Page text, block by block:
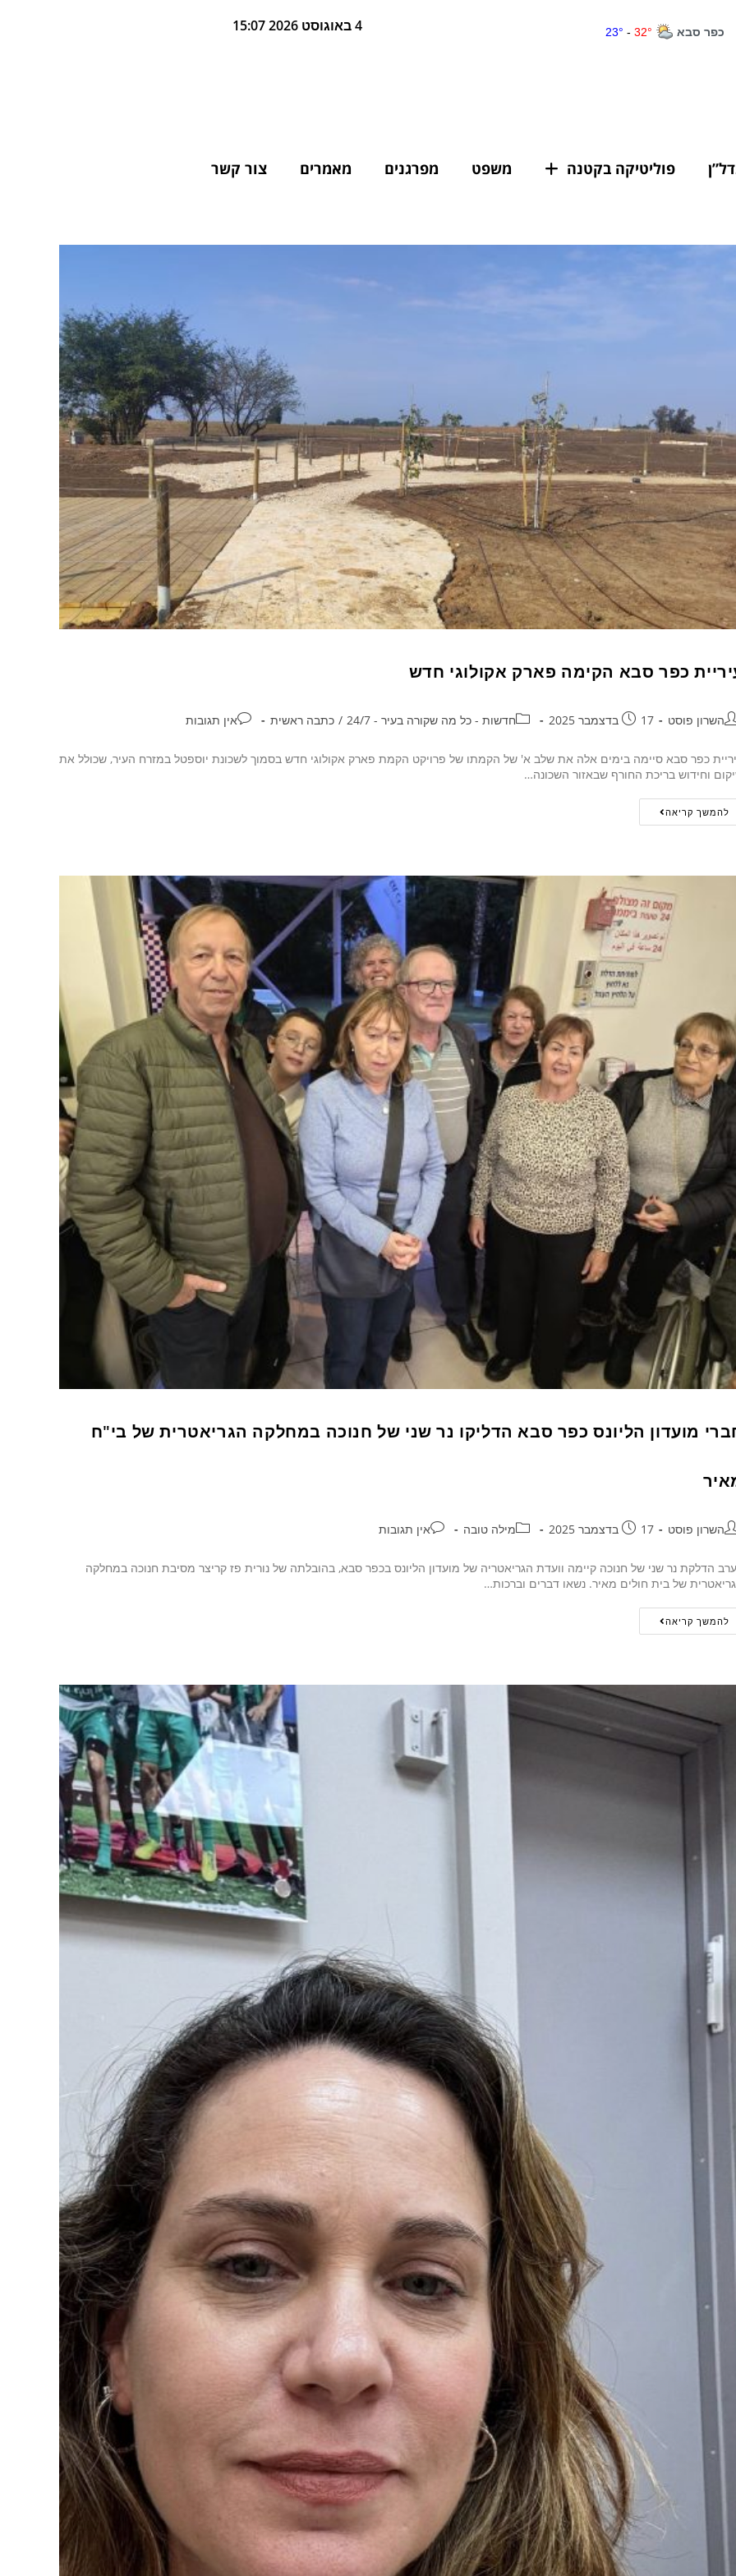
4 באוגוסט 2026 15:07
פוליטיקה בקטנה משפט מפרגנים מאמרים צור קשר
כפר סבא הקימה פארק אקולוגי חדש
השרון פוסט 17 בדצמבר 2025 חדשות - כל מה שקורה בעיר - 24/7 / כתבה ראשית אין תגובות
כפר סבא סיימה בימים אלה את שלב א' של הקמתו של פרויקט הקמת פארק אקולוגי חדש בסמוך לשכונת יוספטל במזרח העיר, שכולל את
וחידוש בריכת החורף שבאזור השכונה…
להמשך קריאה
מועדון הליונס כפר סבא הדליקו נר שני של חנוכה במחלקה הגריאטרית של בי"ח
השרון פוסט 17 בדצמבר 2025 מילה טובה אין תגובות
הדלקת נר שני של חנוכה קיימה וועדת הגריאטריה של מועדון הליונס בכפר סבא, בהובלתה של נורית פז קריצר מסיבת חנוכה במחלקה
של בית חולים מאיר. נשאו דברים וברכות…
להמשך קריאה